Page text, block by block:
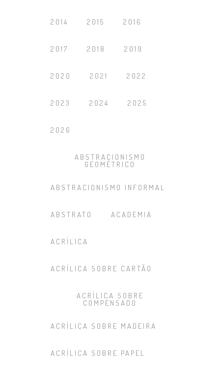
2014 2015 2016
2017 2018 2019
2020 2021 2022
2023 2024 2025
2026
ABSTRACIONISMO
GEOMÉTRICO
ABSTRACIONISMO INFORMAL
ABSTRATO ACADEMIA
ACRÍLICA
ACRÍLICA SOBRE CARTÃO
ACRÍLICA SOBRE
COMPENSADO
ACRÍLICA SOBRE MADEIRA
ACRÍLICA SOBRE PAPEL